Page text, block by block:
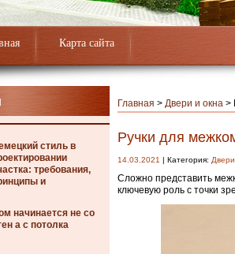
Карта сайта
стиль в
требования,
и
начинается не со
а с потолка
Главная > Двери и окна >
Ручки для
14.03.2021 | Категория:
Сложно представить
ключевую роль с точки